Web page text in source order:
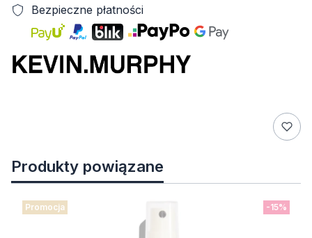
Bezpieczne płatności
Produkty powiązane
-15%
Promocja